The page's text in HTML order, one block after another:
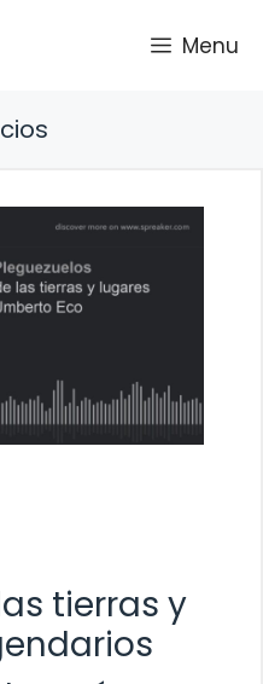
Menu
tierras y